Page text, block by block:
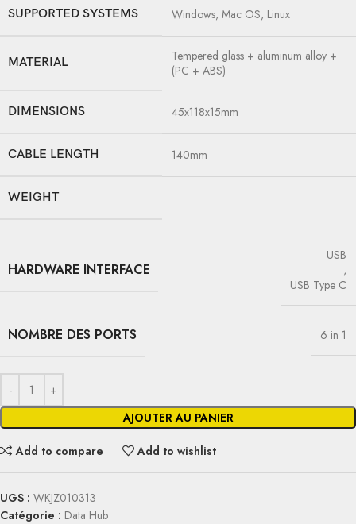
SUPPORTED SYSTEMS Windows, Mac OS, Linux
MATERIAL
Tempered glass + aluminum alloy +
(PC + ABS)
DIMENSIONS 45x118x15mm
CABLE LENGTH 140mm
WEIGHT
HARDWARE INTERFACE
USB
,
USB Type C
NOMBRE DES PORTS 6 in 1
AJOUTER AU PANIER
Add to compare Add to wishlist
UGS : WKJZ010313
Catégorie : Data Hub